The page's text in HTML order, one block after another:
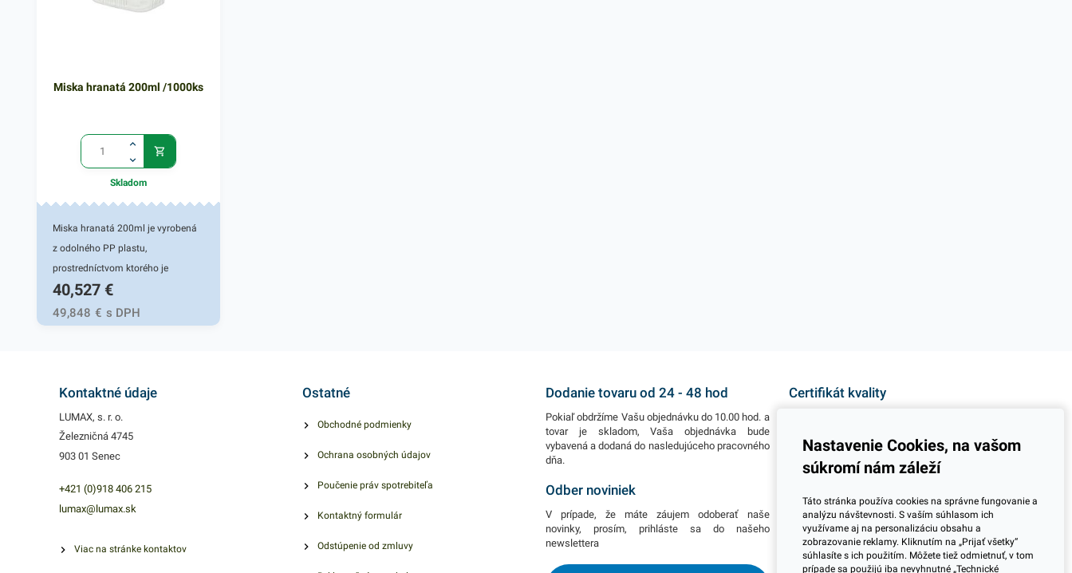
ktoré vás zaručene oslovia.
Miska hranatá 200ml /1000ks
Skladom
Miska hranatá 200ml je vyrobená
z odolného PP plastu,
prostredníctvom ktorého je
praktickým pomocníkom pri balení
rôznych jedál. Miska je vhodná na
teplé jedlá, prílohy a lahôdky
uskladnenie. Túto hranatú misku
obsahuje 1000 kusov PP misiek s
objemom 200ml. V našej ponuke
ktoré vás zaručene oslovia.
40,527 €
49,848 € s DPH
Kontaktné údaje
LUMAX, s. r. o.
Železničná 4745
903 01 Senec
+421 (0)918 406 215
lumax@lumax.sk
Viac na stránke kontaktov
Ostatné
Obchodné podmienky
Ochrana osobných údajov
Poučenie práv spotrebiteľa
Kontaktný formulár
Odstúpenie od zmluvy
Dodanie tovaru od 24 - 48 hod
Pokiaľ obdržíme Vašu objednávku do 10.00 hod. a
tovar je skladom, Vaša objednávka bude
vybavená a dodaná do nasledujúceho pracovného
dňa.
Odber noviniek
V prípade, že máte záujem odoberať naše
novinky, prosím, prihláste sa do našeho
newslettera
Certifikát kvality
jeden z dôležitých ukazovateľov zodpovedného
podnikania.
Potrebujete viac informácií ohľadom pravidelnej
dlhodobej spolupráce pri odberoch? Prosím
skontaktujte sa s naším obchodným tímom a
dohodnite si stretnutie kdekoľvek na Slovensku.
Nastavenie Cookies, na vašom
súkromí nám záleží
Táto stránka používa cookies na správne fungovanie a
analýzu návštevnosti. S vaším súhlasom ich
využívame aj na personalizáciu obsahu a
zobrazovanie reklamy. Kliknutím na „Prijať všetky“
súhlasíte s ich použitím. Môžete tiež odmietnuť, v tom
prípade sa použijú iba nevyhnutné „Technické